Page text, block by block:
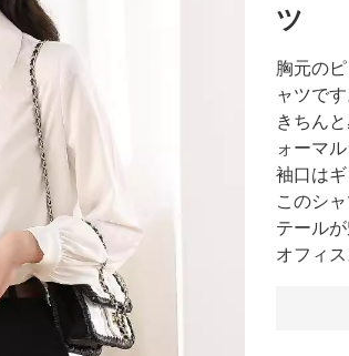
ツ
胸元の
ャツです
きちん
ォーマ
袖口は
このシ
テールが
オフィ